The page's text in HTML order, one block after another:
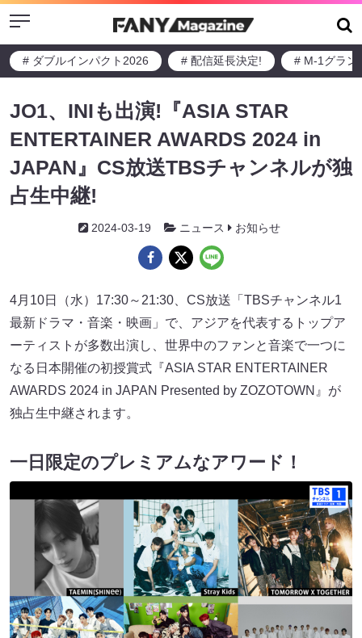
Menu
# ダブルインパクト2026 # 配信延長決定! # M-1グラン
JO1、INIも出演!『ASIA STAR
ENTERTAINER AWARDS 2024 in
JAPAN』CS放送TBSチャンネルが独
占生中継!
2024-03-19 ニュース お知らせ
4月10日（水）17:30～21:30、CS放送「TBSチャンネル1
最新ドラマ・音楽・映画」で、アジアを代表するトップア
ーティストが多数出演し、世界中のファンと音楽で一つに
なる日本開催の初授賞式『ASIA STAR ENTERTAINER
AWARDS 2024 in JAPAN Presented by ZOZOTOWN』が
独占生中継されます。
一日限定のプレミアムなアワード！